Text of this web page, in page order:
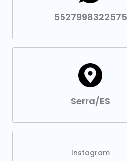
5527998322575
Serra/ES
Instagram